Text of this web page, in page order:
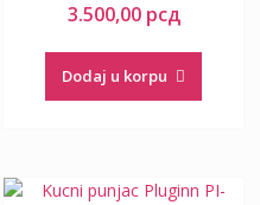
3.500,00 рсд
Dodaj u korpu